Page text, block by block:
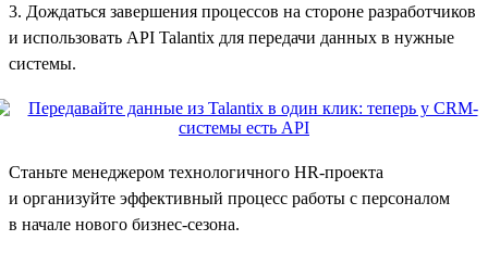
3. Дождаться завершения процессов на стороне разработчиков
и использовать API Talantix для передачи данных в нужные
системы.
Станьте менеджером технологичного HR-проекта
и организуйте эффективный процесс работы с персоналом
в начале нового бизнес-сезона.